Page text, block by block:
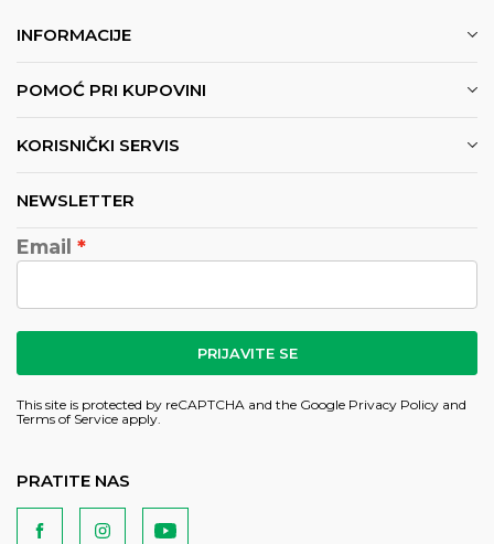
INFORMACIJE
POMOĆ PRI KUPOVINI
KORISNIČKI SERVIS
NEWSLETTER
Email
PRIJAVITE SE
This site is protected by reCAPTCHA and the Google Privacy Policy and
Terms of Service apply.
PRATITE NAS